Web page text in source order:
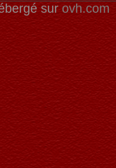
surovh.com